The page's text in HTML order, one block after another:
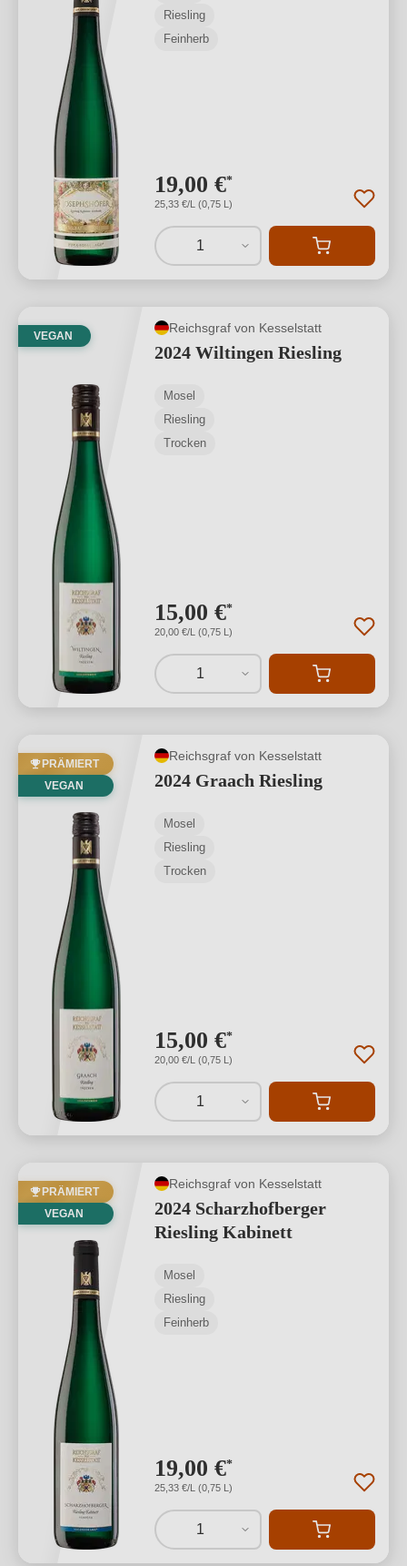
Riesling
Feinherb
19,00 €*
25,33 €/L (0,75 L)
1
VEGAN
Reichsgraf von Kesselstatt
2024 Wiltingen Riesling
Mosel
Riesling
Trocken
15,00 €*
20,00 €/L (0,75 L)
1
PRÄMIERT
VEGAN
Reichsgraf von Kesselstatt
2024 Graach Riesling
Mosel
Riesling
Trocken
15,00 €*
20,00 €/L (0,75 L)
1
PRÄMIERT
VEGAN
Reichsgraf von Kesselstatt
2024 Scharzhofberger
Riesling Kabinett
Mosel
Riesling
Feinherb
19,00 €*
25,33 €/L (0,75 L)
1